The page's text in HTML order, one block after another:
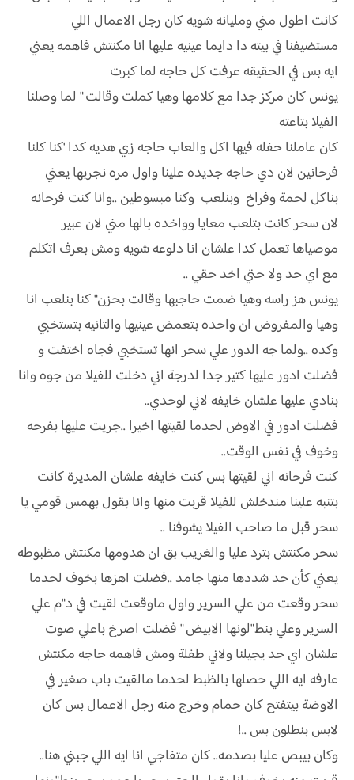
كانت اطول مني ومليانه شويه كان رجل الاعمال اللي
مستضيفنا في بيته دا دايما عينيه عليها انا مكنتش فاهمه يعني
ايه بس في الحقيقه عرفت كل حاجه لما كبرت
يونس كان مركز جدا مع كلامها وهيا كملت وقالت " لما وصلنا
الفيلا بتاعته
كان عاملنا حفله فيها اكل والعاب حاجه زي هديه كدا 'كنا كلنا
فرحانين لان دي حاجه جديده علينا واول مره نجربها يعني
بناكل لحمة وفراخ وبنلعب وكنا مبسوطين ..وانا كنت فرحانه
لان سحر كانت بتلعب معايا وواخده بالها مني لان عبير
موصياها تعمل كدا علشان انا دلوعه شويه ومش بعرف اتكلم
مع اي حد ولا حتي اخد حقي ..
يونس هز راسه وهيا ضمت حاجبها وقالت بحزن" كنا بنلعب انا
وهيا والمفروض ان واحده بتعمض عينيها والتانيه بتستخبي
وكده ..ولما جه الدور علي سحر انها تستخبي فجاه اختفت و
فضلت ادور عليها كتير جدا لدرجة اني دخلت للفيلا من جوه وانا
بنادي عليها علشان خايفه لاني لوحدي..
فضلت ادور في الاوض لحدما لقيتها اخيرا ..جريت عليها بفرحه
وخوف في نفس الوقت..
كنت فرحانه اني لقيتها بس كنت خايفه علشان المديرة كانت
بتنبه علينا مندخلش للفيلا قربت منها وانا بقول بهمس قومي يا
سحر قبل ما صاحب الفيلا يشوفنا ..
سحر مكنتش بترد عليا والغريب بق ان هدومها مكنتش مظبوطه
يعني كأن حد شددها منها جامد ..فضلت اهزها بخوف لحدما
سحر وقعت من علي السرير واول ماوقعت لقيت في د"م علي
السرير وعلي بنط"لونها الابيض " فضلت اصرخ باعلي صوت
علشان اي حد يجيلنا ولاني طفلة ومش فاهمه حاجه مكنتش
عارفه ايه اللي حصلها بالظبط لحدما مالقيت باب صغير في
الاوضة بيتفتح كان حمام وخرج منه رجل الاعمال بس كان
لابس بنطلون بس ..!
وكان بيبص عليا بصدمه.. كان متفاجي انا ايه اللي جبني هنا..